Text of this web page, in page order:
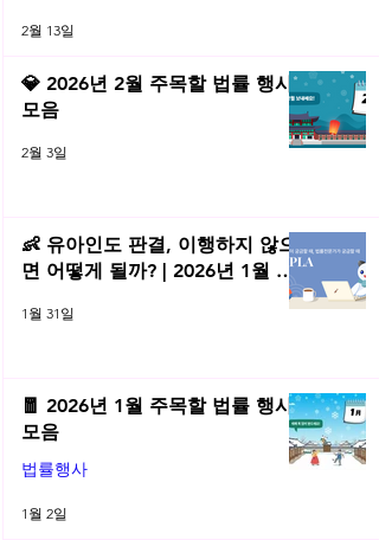
2월 13일
💎 2026년 2월 주목할 법률 행사
모음
2월 3일
👶 유아인도 판결, 이행하지 않으
면 어떻게 될까? | 2026년 1월 네
1월 31일
🧧 2026년 1월 주목할 법률 행사
모음
법률행사
1월 2일